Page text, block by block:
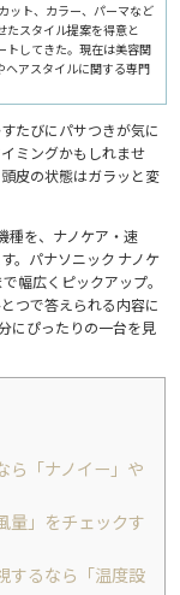
ット、カラー、パーマなど
たスタイル提案を得意と
トしてきた。現在は美容関
ヘアスタイルに関する専門
たびにパサつきが気に
ミングかもしれませ
皮の状態はガラッと変
種を、ナノケア・速
。パナソニック ナノケ
幅広くピックアップ。
つで答えられる内容に
にぴったりの一台を見
ら「ナノイー」や
量」をチェックす
するなら「温度設